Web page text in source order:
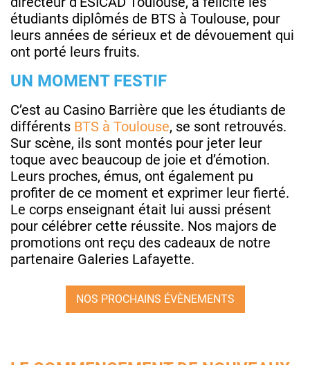
étudiants diplômés de BTS à Toulouse, pour
leurs années de sérieux et de dévouement qui
ont porté leurs fruits.
UN MOMENT FESTIF
C’est au Casino Barrière que les étudiants de
différents BTS à Toulouse, se sont retrouvés.
Sur scène, ils sont montés pour jeter leur
toque avec beaucoup de joie et d’émotion.
Leurs proches, émus, ont également pu
profiter de ce moment et exprimer leur fierté.
Le corps enseignant était lui aussi présent
pour célébrer cette réussite. Nos majors de
promotions ont reçu des cadeaux de notre
partenaire Galeries Lafayette.
NOS PROCHAINS ÉVÈNEMENTS